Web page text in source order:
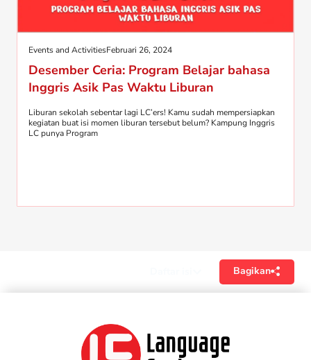
Events and ActivitiesFebruari 26, 2024
Desember Ceria: Program Belajar bahasa
Inggris Asik Pas Waktu Liburan
Liburan sekolah sebentar lagi LC’ers! Kamu sudah mempersiapkan
kegiatan buat isi momen liburan tersebut belum? Kampung Inggris
LC punya Program
Bagikan